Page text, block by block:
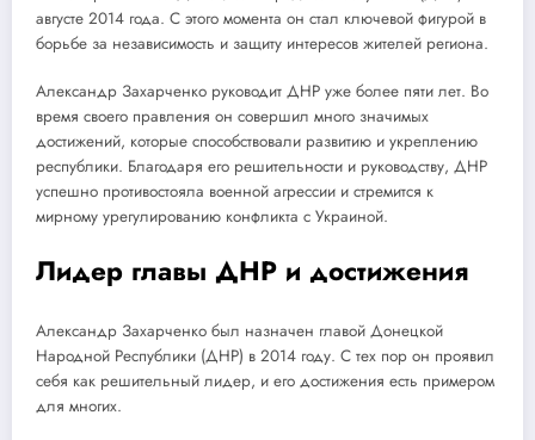
августе 2014 года. С этого момента он стал ключевой фигурой в
борьбе за независимость и защиту интересов жителей региона.
Александр Захарченко руководит ДНР уже более пяти лет. Во
время своего правления он совершил много значимых
достижений, которые способствовали развитию и укреплению
республики. Благодаря его решительности и руководству, ДНР
успешно противостояла военной агрессии и стремится к
мирному урегулированию конфликта с Украиной.
Лидер главы ДНР и достижения
Александр Захарченко был назначен главой Донецкой
Народной Республики (ДНР) в 2014 году. С тех пор он проявил
себя как решительный лидер, и его достижения есть примером
для многих.